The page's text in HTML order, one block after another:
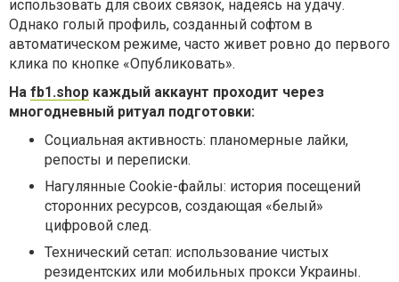
использовать для своих связок, надеясь на удачу.
Однако голый профиль, созданный софтом в
автоматическом режиме, часто живет ровно до первого
клика по кнопке «Опубликовать».
На fb1.shop каждый аккаунт проходит через
многодневный ритуал подготовки:
Социальная активность: планомерные лайки,
репосты и переписки.
Нагулянные Cookie-файлы: история посещений
сторонних ресурсов, создающая «белый»
цифровой след.
Технический сетап: использование чистых
резидентских или мобильных прокси Украины.